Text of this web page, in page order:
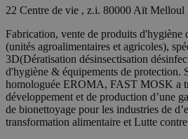
22 Centre de vie , z.i. 80000 Aït Melloul
Fabrication, vente de produits d'hygiène
(unités agroalimentaires et agricoles),
3D(Dératisation désinsectisation
d'hygiène & équipements de protection.
homologuée EROMA, FAST MOSK a
développement et de production d’une
de bionettoyage pour les industries de
transformation alimentaire et Lutte